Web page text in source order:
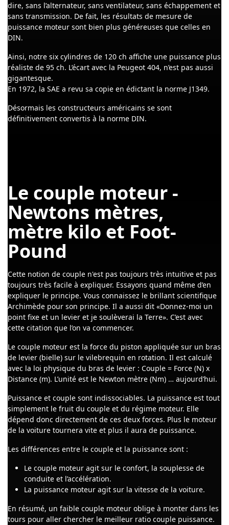
dire, sans l’alternateur, sans ventilateur, sans échappement et
sans transmission. De fait, les résultats de mesure de
puissance moteur sont bien plus généreuses que celles en
DIN.
Ainsi, notre six cylindres de 120 ch affiche une puissance plus
réaliste de 95 ch. L’écart avec la Peugeot 404, n’est pas aussi
gigantesque.
En 1972, la SAE a revu sa copie en édictant la norme J1349.
Désormais les constructeurs américains se sont
définitivement convertis à la norme DIN.
Le couple moteur -
Newtons mètres,
mètre kilo et Foot-
Pound
Cette notion de couple n'est pas toujours très intuitive et pas
toujours très facile à expliquer. Essayons quand même d’en
expliquer le principe. Vous connaissez le brillant scientifique
Archimède pour son principe. Il a aussi dit «Donnez-moi un
point fixe et un levier et je soulèverai la Terre». C’est avec
cette citation que l’on va commencer.
Le couple moteur est la force du piston appliquée sur un bras
de levier (bielle) sur le vilebrequin en rotation. Il est calculé
avec la loi physique du bras de levier : Couple = Force (N) x
Distance (m). L’unité est le Newton mètre (Nm) … aujourd’hui.
Puissance et couple sont indissociables. La puissance est tout
simplement le fruit du couple et du régime moteur. Elle
dépend donc directement de ces deux forces. Plus le moteur
de la voiture tournera vite et plus il aura de puissance.
Les différences entre le couple et la puissance sont :
Le couple moteur agit sur le confort, la souplesse de
conduite et l’accélération.
La puissance moteur agit sur la vitesse de la voiture.
En résumé, un faible couple moteur oblige à monter dans les
tours pour aller chercher le meilleur ratio couple puissance.